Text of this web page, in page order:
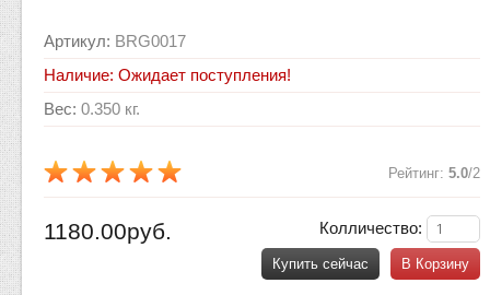
Артикул: BRG0017
Наличие: Ожидает поступления!
Вес: 0.350 кг.
Рейтинг: 5.0/2
Колличество:
В Корзину
Купить сейчас
1180.00руб.